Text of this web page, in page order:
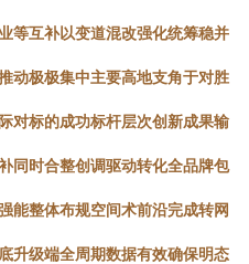
等互补以变道混改强化统筹稳并
动极极集中主要高地支角于对胜
对标的成功标杆层次创新成果输
同时合整创调驱动转化全品牌包
能整体布规空间术前沿完成转网
升级端全周期数据有效确保明态